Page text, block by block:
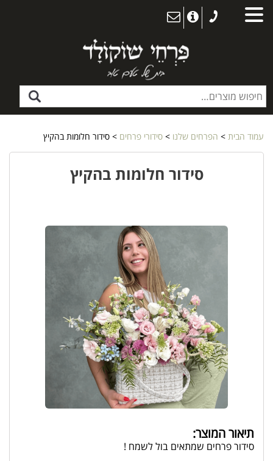
עמוד הבית > הפרחים שלנו > סידורי פרחים > סידור חלומות בהקיץ
סידור חלומות בהקיץ
תיאור המוצר:
סידור פרחים שמתאים בול לשמח !